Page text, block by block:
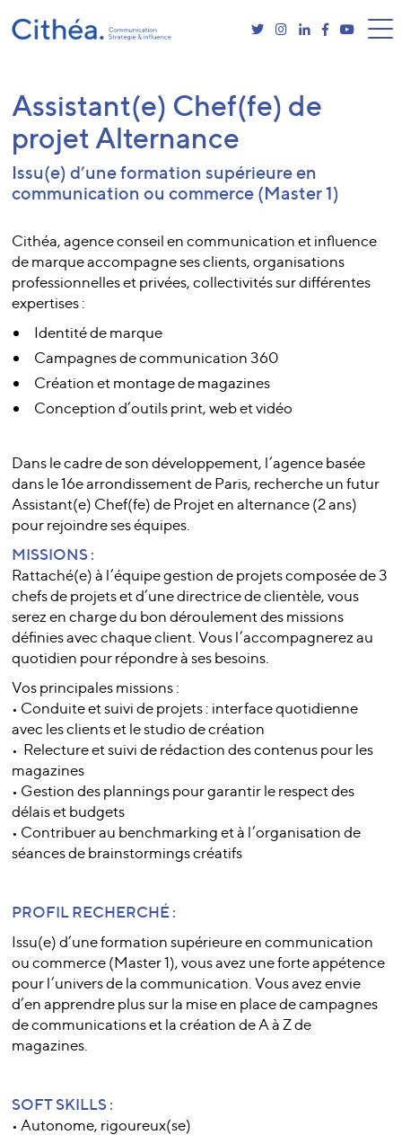
Assistant(e) Chef(fe) de
projet Alternance
Issu(e) d’une formation supérieure en
communication ou commerce (Master 1)
Cithéa, agence conseil en communication et influence
de marque accompagne ses clients, organisations
professionnelles et privées, collectivités sur différentes
expertises :
Identité de marque
Campagnes de communication 360
Création et montage de magazines
Conception d’outils print, web et vidéo
Dans le cadre de son développement, l’agence basée
dans le 16e arrondissement de Paris, recherche un futur
Assistant(e) Chef(fe) de Projet en alternance (2 ans)
pour rejoindre ses équipes.
MISSIONS :
Rattaché(e) à l’équipe gestion de projets composée de 3
chefs de projets et d’une directrice de clientèle, vous
serez en charge du bon déroulement des missions
définies avec chaque client. Vous l’accompagnerez au
quotidien pour répondre à ses besoins.
Vos principales missions :
• Conduite et suivi de projets : interface quotidienne
avec les clients et le studio de création
• Relecture et suivi de rédaction des contenus pour les
magazines
• Gestion des plannings pour garantir le respect des
délais et budgets
• Contribuer au benchmarking et à l’organisation de
séances de brainstormings créatifs
PROFIL RECHERCHÉ :
Issu(e) d’une formation supérieure en communication
ou commerce (Master 1), vous avez une forte appétence
pour l’univers de la communication. Vous avez envie
d’en apprendre plus sur la mise en place de campagnes
de communications et la création de A à Z de
magazines.
SOFT SKILLS :
• Autonome, rigoureux(se)